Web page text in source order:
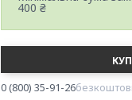
400 ₴
0 (800) 35-91-26